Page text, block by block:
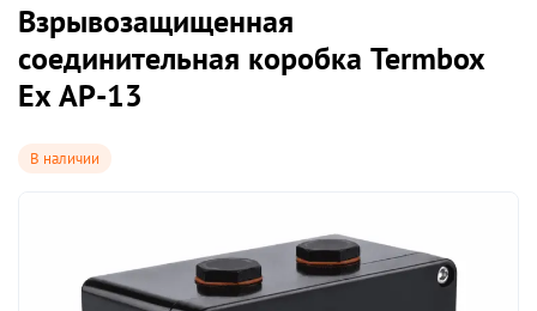
В наличии
Взрывозащищенная
соединительная коробка Termbox
Ех АР-13